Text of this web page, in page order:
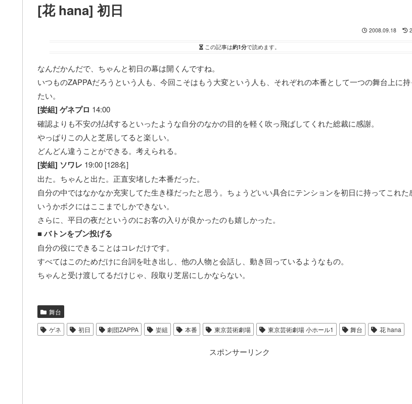
[花 hana] 初日
2008.09.18
この記事は約1分で読めます。
なんだかんだで、ちゃんと初日の幕は開くんですね。
いつものZAPPAだろうという人も、今回こそはもう大変という人も、それぞれの本番として一つの舞台上に持
たい。
[妛組] ゲネプロ 14:00
確認よりも不安の払拭するといったような自分のなかの目的を軽く吹っ飛ばしてくれた総裁に感謝。
やっぱりこの人と芝居してると楽しい。
どんどん違うことができる。考えられる。
[妛組] ソワレ 19:00 [128名]
出た。ちゃんと出た。正直安堵した本番だった。
自分の中ではなかなか充実してた生き様だったと思う。ちょうどいい具合にテンションを初日に持ってこれた
いうかボクにはここまでしかできない。
さらに、平日の夜だというのにお客の入りが良かったのも嬉しかった。
■バトンをブン投げる
自分の役にできることはコレだけです。
すべてはこのためだけに台詞を吐き出し、他の人物と会話し、動き回っているようなもの。
ちゃんと受け渡してるだけじゃ、段取り芝居にしかならない。
舞台
ゲネ 初日 劇団ZAPPA 妛組 本番 東京芸術劇場 東京芸術劇場 小ホール1 舞台 花 hana
スポンサーリンク